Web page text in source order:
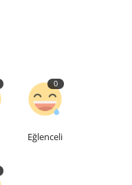
0
Eğlenceli